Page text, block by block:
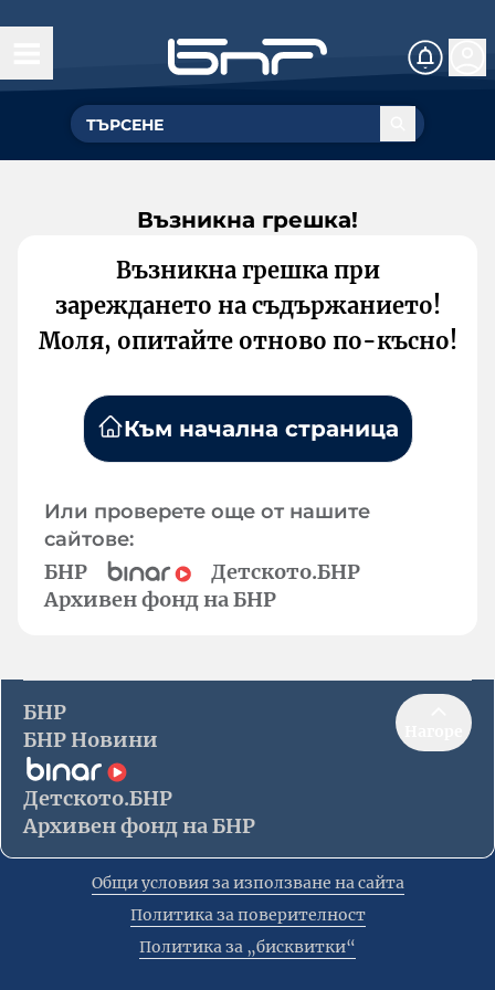
Възникна грешка!
Възникна грешка при
зареждането на съдържанието!
Моля, опитайте отново по-късно!
Към начална страница
Или проверете още от нашите
сайтове:
БНР
Детското.БНР
Архивен фонд на БНР
БНР
БНР Новини
Детското.БНР
Архивен фонд на БНР
Общи условия за използване на сайта
Политика за поверителност
Политика за „бисквитки“